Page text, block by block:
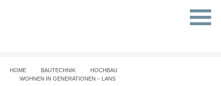
HOME BAUTECHNIK
HOCHBAU
WOHNEN IN GENERATIONEN – LANS